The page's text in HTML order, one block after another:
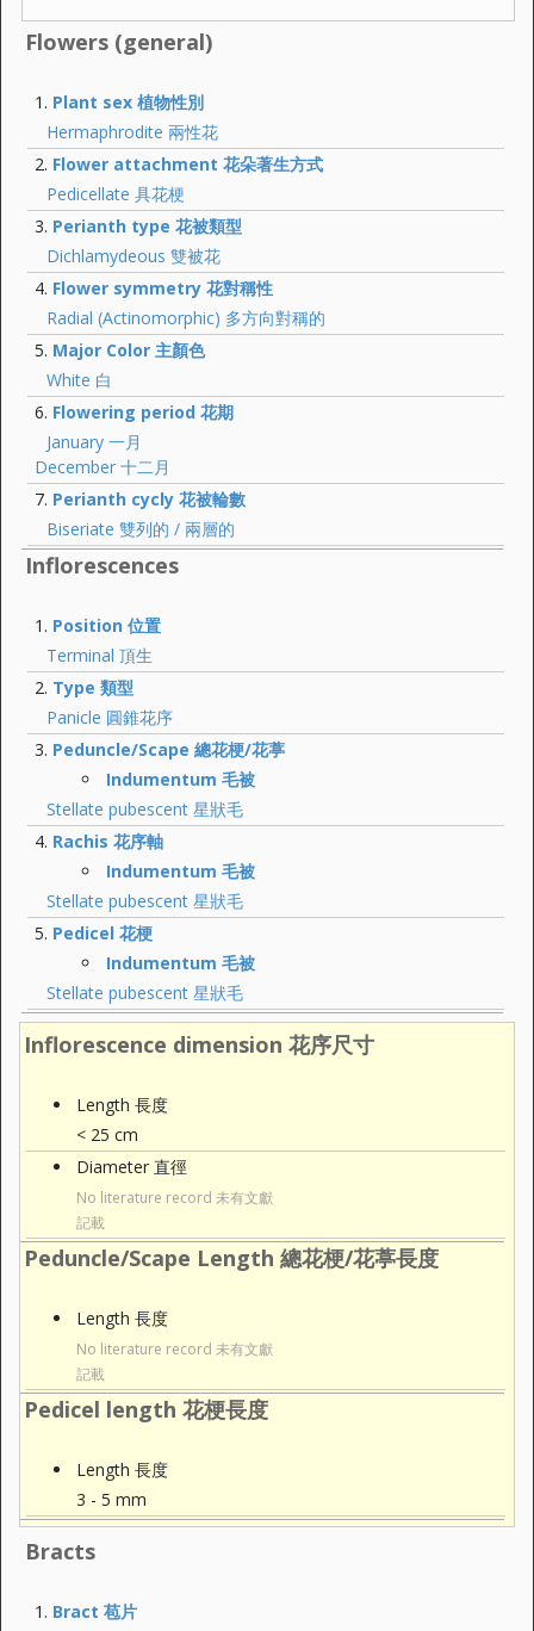
Flowers (general)
Plant sex 植物性別
Hermaphrodite 兩性花
Flower attachment 花朵著生方式
Pedicellate 具花梗
Perianth type 花被類型
Dichlamydeous 雙被花
Flower symmetry 花對稱性
Radial (Actinomorphic) 多方向對稱的
Major Color 主顏色
White 白
Flowering period 花期
January 一月
December 十二月
Perianth cycly 花被輪數
Biseriate 雙列的 / 兩層的
Inflorescences
Position 位置
Terminal 頂生
Type 類型
Panicle 圓錐花序
Peduncle/Scape 總花梗/花葶
Indumentum 毛被
Stellate pubescent 星狀毛
Rachis 花序軸
Indumentum 毛被
Stellate pubescent 星狀毛
Pedicel 花梗
Indumentum 毛被
Stellate pubescent 星狀毛
Inflorescence dimension 花序尺寸
Length 長度
< 25 cm
Diameter 直徑
No literature record 未有文獻
記載
Peduncle/Scape Length 總花梗/花葶長度
Length 長度
No literature record 未有文獻
記載
Pedicel length 花梗長度
Length 長度
3 - 5 mm
Bracts
Bract 苞片